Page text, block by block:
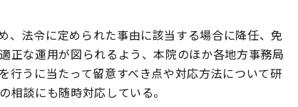
、法令に定められた事由に該当する場合に降任、免
正な運用が図られるよう、本院のほか各地方事務局
行うに当たって留意すべき点や対応方法について研
談にも随時対応している。